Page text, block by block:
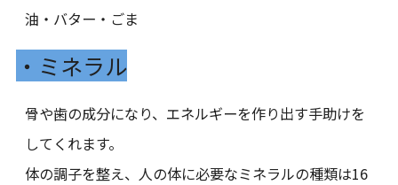
油・バター・ごま
・ミネラル
骨や歯の成分になり、エネルギーを作り出す手助けを
してくれます。
体の調子を整え、人の体に必要なミネラルの種類は16